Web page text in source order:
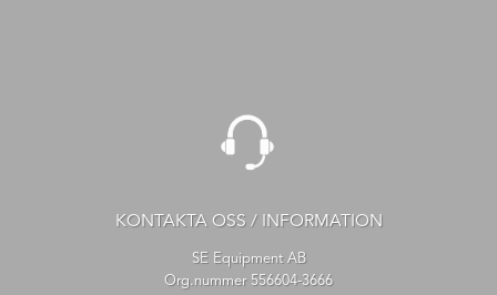
KONTAKTA OSS / INFORMATION
SE Equipment AB
Org.nummer 556604-3666